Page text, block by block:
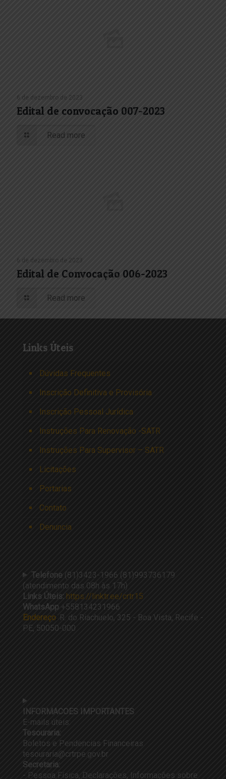
6 de dezembro de 2023
Edital de convocação 007-2023
Read more
6 de dezembro de 2023
Edital de Convocação 006-2023
Read more
Links Úteis
Dúvidas Frequentes
Inscrição Definitiva e Provisória
Inscrição Pessoal Jurídica
Instruções Para Renovação -SATR
Instruções Para Supervisor – SATR
Licitações
Portarias
Contato
Denuncia
Telefone(81)3423-1966 (81)993736179
(atendimento das 08h às 17h)
Links Úteis: https://linktr.ee/crtr15
WhatsApp +558134231966
Endereço R. do Riachuelo, 325 - Boa Vista, Recife -
PE, 50050-000
INFORMACOES IMPORTANTES
E-mails úteis:
Tesouraria:
Boletos e Pendencias Financeiras
tesouraria@crtrpe.gov.br
Secretaria:
- Pessoa Física, Declarações, Informações sobre